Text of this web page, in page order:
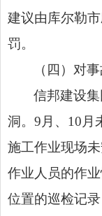
建议由库尔勒
罚。
（四）对
信邦建设
洞。9月、10月
施工作业现场
作业人员的作
位置的巡检记